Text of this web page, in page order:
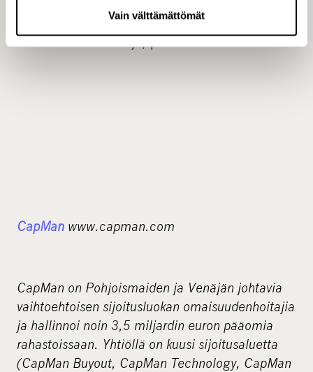
Vain välttämättömät
Jukka Ruuska, senior partner, CapMan Public
Market -tiimin vetäjä, p. 050 1732
CapMan www.capman.com
CapMan on Pohjoismaiden ja Venäjän johtavia
vaihtoehtoisen sijoitusluokan omaisuudenhoitajia
ja hallinnoi noin 3,5 miljardin euron pääomia
rahastoissaan. Yhtiöllä on kuusi sijoitusaluetta
(CapMan Buyout, CapMan Technology, CapMan